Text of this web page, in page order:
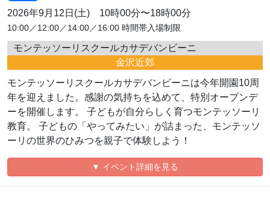
2026年9月12日(土) 10時00分〜18時00分
10:00／12:00／14:00／16:00 時間帯入場制限
モンテッソーリスクールカサデバンビーニ
金沢近郊
モンテッソーリスクールカサデバンビーニは今年開園10周
年を迎えました。感謝の気持ちを込めて、特別オープンデ
ーを開催します。 子どもが自分らしく育つモンテッソーリ
教育。 子どもの「やってみたい」が詰まった、モンテッソ
ーリの世界のひみつを親子で体験しよう！
▼ イベント詳細を見る